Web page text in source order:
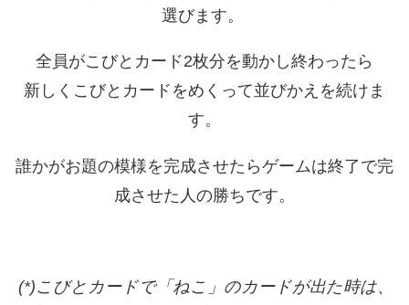
選びます。
全員がこびとカード2枚分を動かし終わったら
新しくこびとカードをめくって並びかえを続けま
す。
誰かがお題の模様を完成させたらゲームは終了で完
成させた人の勝ちです。
(*)こびとカードで「ねこ」のカードが出た時は、